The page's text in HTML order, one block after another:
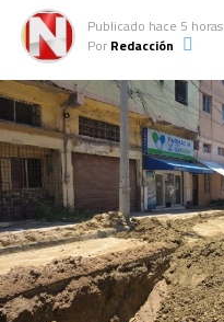
Publicado hace 5 horas
Por Redacción